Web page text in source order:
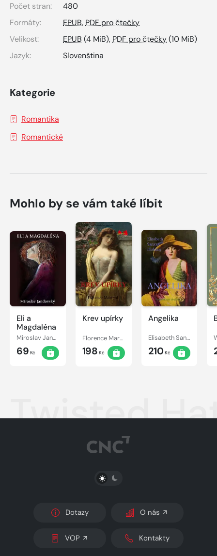
Počet stran:
480
Formáty:
EPUB, PDF pro čtečky
Velikost:
EPUB (4 MiB), PDF pro čtečky(10 MiB)
Jazyk:
Slovenština
Kategorie
Romantika
Romantické
Mohlo by se vám také líbit
Eli a
Magdaléna
Miroslav Jandovský
69 Kč
Krev upírky
Florence Marryat
198 Kč
Angelika
Elisabeth Sanxay Holding
210Kč
Twisted
PŘEPNOUT SVĚTLÝ/TMAVÝ REŽIM
Dotazy O nás
VOP Kontakty